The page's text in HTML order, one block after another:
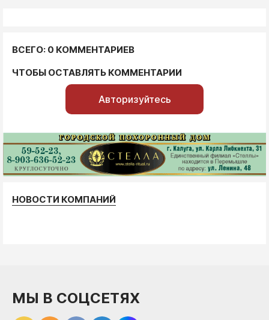
ВСЕГО: 0 КОММЕНТАРИЕВ
ЧТОБЫ ОСТАВЛЯТЬ КОММЕНТАРИИ
Авторизуйтесь
НОВОСТИ КОМПАНИЙ
МЫ В СОЦСЕТЯХ